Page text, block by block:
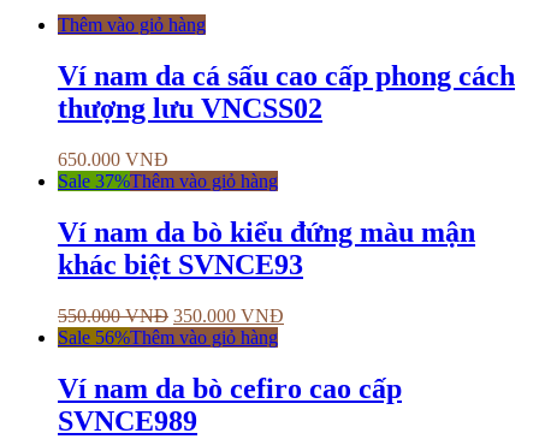
Thêm vào giỏ hàng
Ví nam da cá sấu cao cấp phong cách
thượng lưu VNCSS02
650.000 VNĐ
Sale 37%Thêm vào giỏ hàng
Ví nam da bò kiểu đứng màu mận
khác biệt SVNCE93
550.000VNĐ 350.000 VNĐ
Sale 56%Thêm vào giỏ hàng
Ví nam da bò cefiro cao cấp
SVNCE989